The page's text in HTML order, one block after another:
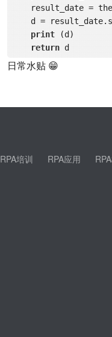
d =
print (d)
return
日常水贴 😁
RPA培训 RPA应用